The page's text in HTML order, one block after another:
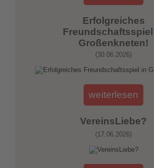
Erfolgreiches
Großenkneten!
(30.06.2026)
weiterlesen
VereinsLiebe?
(17.06.2026)